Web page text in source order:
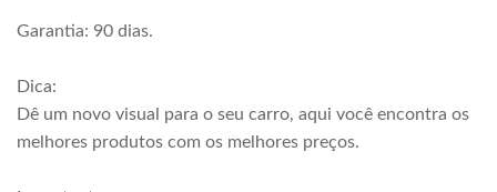
Garantia: 90 dias.
Dica:
Dê um novo visual para o seu carro, aqui você encontra os
melhores produtos com os melhores preços.